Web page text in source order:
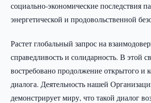
социально-экономические последствия
энергетической и продовольственной
Растет глобальный запрос на
справедливость и солидарность. В этой
востребовано продолжение открытого и
диалога. Деятельность нашей
демонстрирует миру, что такой диалог